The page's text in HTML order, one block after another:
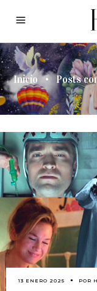
Inicio • Posts
13 ENERO 2025 POR